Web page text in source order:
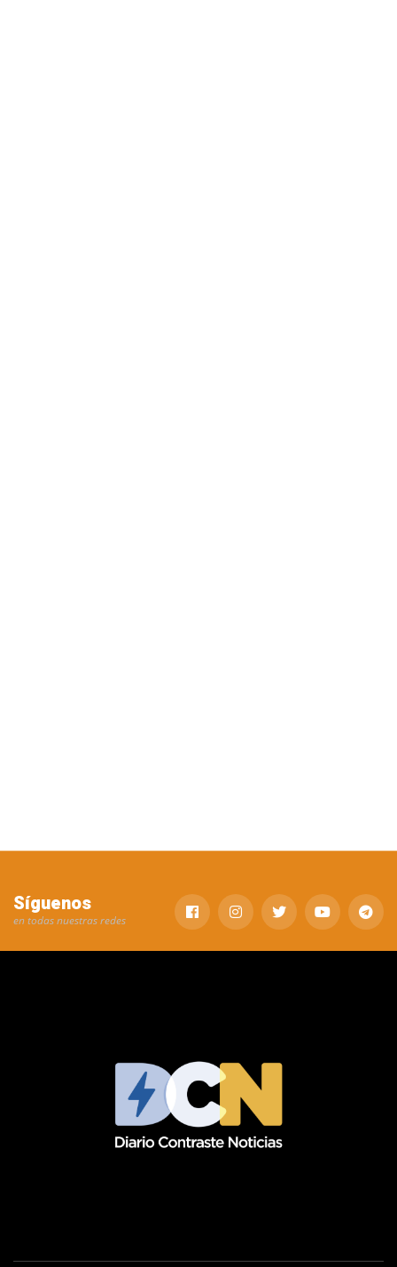
Síguenos
en todas nuestras redes